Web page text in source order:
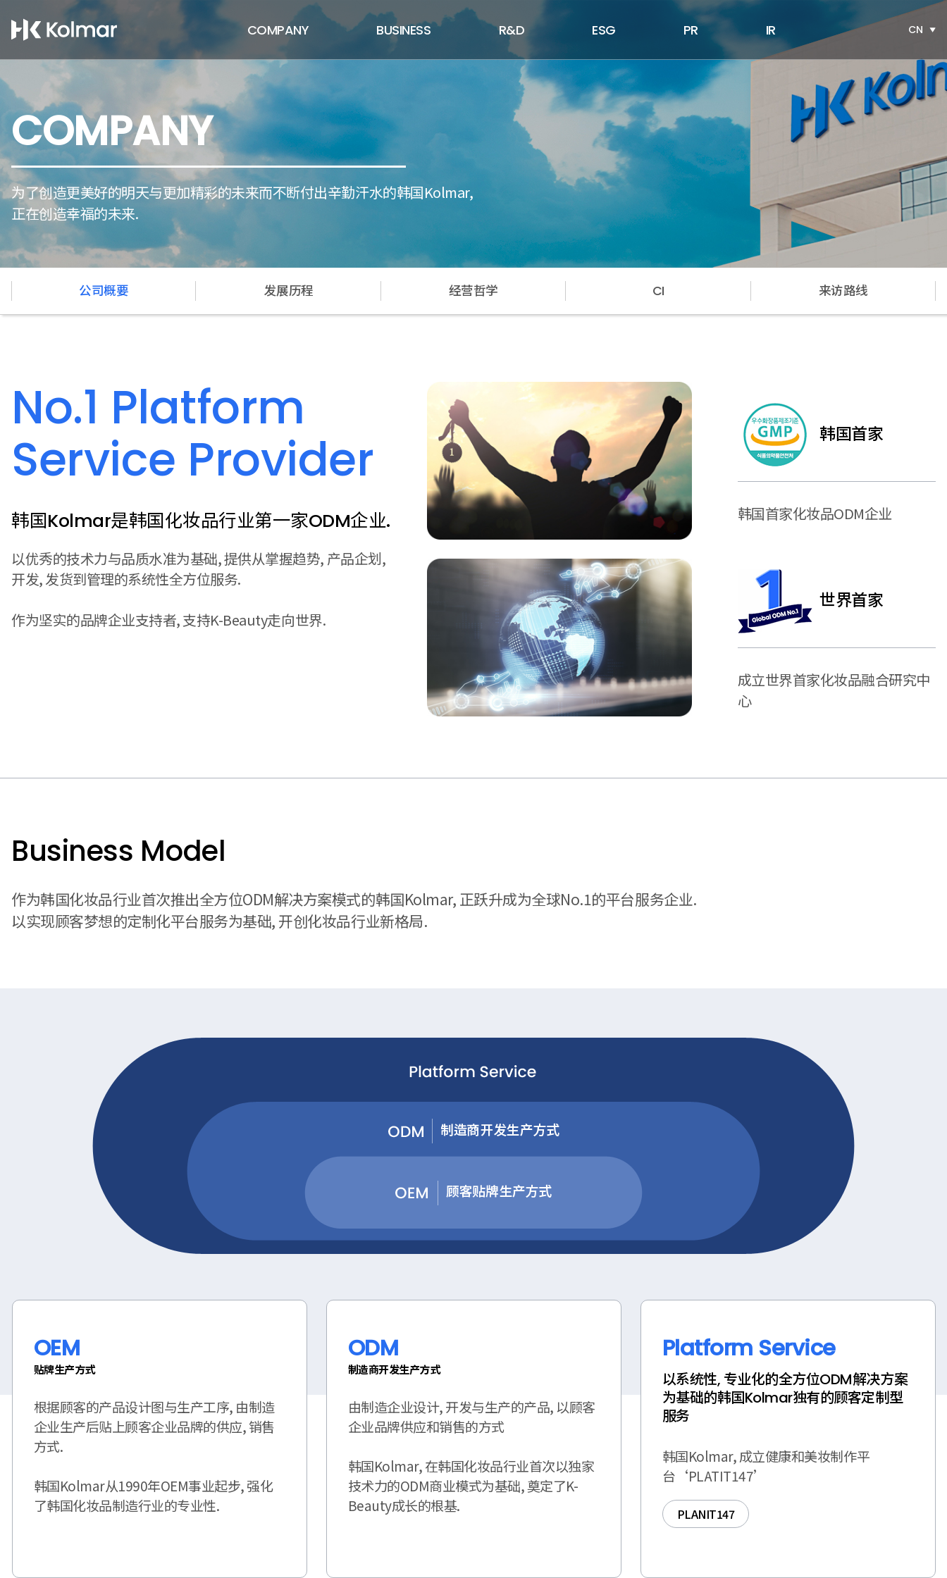
COMPANY BUSINESS R&D ESG PR IR CN
COMPANY
为了创造更美好的明天与更加精彩的未来而不断付出辛勤汗水的韩国Kolmar,
正在创造幸福的未来.
公司概要 发展历程 经营哲学 CI 来访路线
No.1 Platform
Service Provider
韩国Kolmar是韩国化妆品行业第一家ODM企业.
以优秀的技术力与品质水准为基础, 提供从掌握趋势, 产品企划,
开发, 发货到管理的系统性全方位服务.
作为坚实的品牌企业支持者, 支持K-Beauty走向世界.
韩国首家
韩国首家化妆品ODM企业
世界首家
成立世界首家化妆品融合研究中
心
Business Model
作为韩国化妆品行业首次推出全方位ODM解决方案模式的韩国Kolmar, 正跃升成为全球No.1的平台服务企业.
以实现顾客梦想的定制化平台服务为基础, 开创化妆品行业新格局.
OEM
贴牌生产方式
根据顾客的产品设计图与生产工序, 由制造
企业生产后贴上顾客企业品牌的供应, 销售
方式.
韩国Kolmar从1990年OEM事业起步, 强化
了韩国化妆品制造行业的专业性.
ODM
制造商开发生产方式
由制造企业设计, 开发与生产的产品, 以顾客
企业品牌供应和销售的方式
韩国Kolmar, 在韩国化妆品行业首次以独家
技术力的ODM商业模式为基础, 奠定了K-
Beauty成长的根基.
Platform Service
以系统性, 专业化的全方位ODM解决方案
为基础的韩国Kolmar独有的顾客定制型
服务
韩国Kolmar, 成立健康和美妆制作平
台‘PLATIT147’
PLANIT147